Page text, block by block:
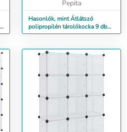
Pepita
Hasonlók, mint Átlátszó
polipropilén tárolókocka 9 db
kockával